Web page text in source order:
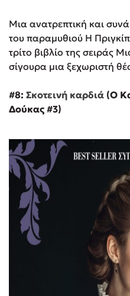
Μια ανατρεπτική και
του παραμυθιού Η
τρίτο βιβλίο της σειράς
σίγουρα μια ξεχωριστή
#8: Σκοτεινή καρδιά (Ο
Δούκας #3)